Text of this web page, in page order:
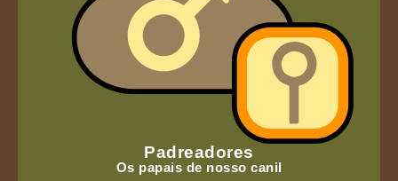
Padreadores
Os papais de nosso canil